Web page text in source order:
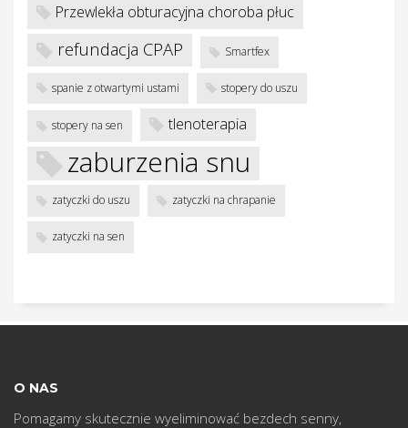
Przewlekła obturacyjna choroba płuc
refundacja CPAP Smartfex
spanie z otwartymi ustami stopery do uszu
stopery na sen tlenoterapia
zaburzenia snu
zatyczki do uszu zatyczki na chrapanie
zatyczki na sen
O NAS
Pomagamy skutecznie wyeliminować bezdech senny,